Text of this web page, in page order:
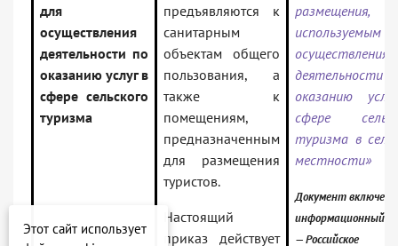
для
осуществления
деятельности по
оказанию услуг в
сфере сельского
туризма
предъявляются к
санитарным
объектам общего
пользования, а
также к
помещениям,
предназначенным
для размещения
туристов.
Настоящий
приказ действует
размещения,
используемым
осуществления
оказанию
сфере
туризма в
местности»
Документ включен в
информационный
— Российское
Этот сайт использует